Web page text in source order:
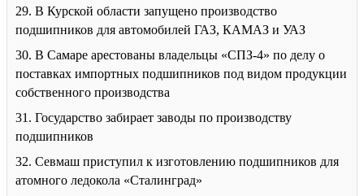
29. В Курской области запущено производство
подшипников для автомобилей ГАЗ, КАМАЗ и УАЗ
30. В Самаре арестованы владельцы «СПЗ-4» по делу о
поставках импортных подшипников под видом продукции
собственного производства
31. Государство забирает заводы по производству
подшипников
32. Севмаш приступил к изготовлению подшипников для
атомного ледокола «Сталинград»